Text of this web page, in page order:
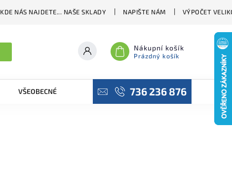
KDE NÁS NAJDETE... NAŠE SKLADY NAPIŠTE NÁM VÝPOČET
Nákupní košík
Prázdný košík
VŠEOBECNÉ OBCHODNÍ PODMÍNKY PODMÍNKY OCHRANY
736 236 876